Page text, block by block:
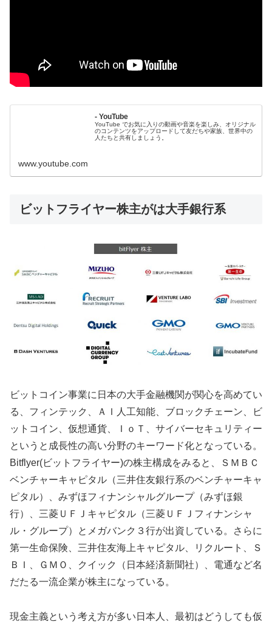
- YouTube
YouTube でお気に入りの動画や音楽を楽しみ、オリジナル
のコンテンツをアップロードして友だちや家族、世界中の
人たちと共有しましょう。
www.youtube.com
ビットフライヤー株主がは大手銀行系
ビットコイン事業に日本の大手金融機関が関心を高めてい
る、フィンテック、ＡＩ人工知能、ブロックチェーン、ビ
ットコイン、仮想通貨、ＩｏＴ、サイバーセキュリティー
というと成長性の高い分野のキーワード化となっている。
Bitflyer(ビットフライヤー)の株主構成をみると、ＳＭＢＣ
ベンチャーキャピタル（三井住友銀行系のベンチャーキャ
ピタル）、みずほフィナンシャルグループ（みずほ銀
行）、三菱ＵＦＪキャピタル（三菱ＵＦＪフィナンシャ
ル・グループ）とメガバンク３行が出資している。さらに
第一生命保険、三井住友海上キャピタル、リクルート、Ｓ
ＢＩ、ＧＭＯ、クイック（日本経済新聞社）、電通など名
だたる一流企業が株主になっている。
現金主義という考え方が多い日本人、最初はどうしても仮